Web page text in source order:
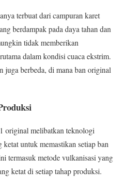
terbuat dari campuran karet
berdampak pada daya tahan dan
tidak memberikan
dalam kondisi cuaca ekstrim.
juga berbeda, di mana ban original
original melibatkan teknologi
untuk memastikan setiap ban
termasuk metode vulkanisasi yang
ketat di setiap tahap produksi.